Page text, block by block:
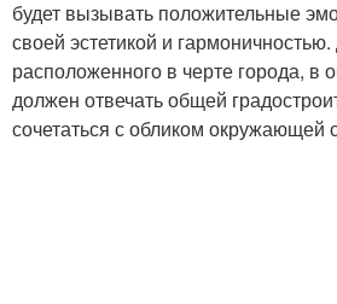
будет вызывать положительные
своей эстетикой и
расположенного в черте города, в
должен отвечать общей
сочетаться с обликом окружающей